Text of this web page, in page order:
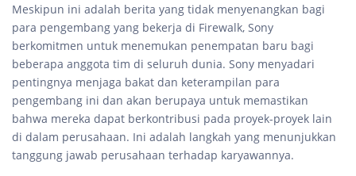
Meskipun ini adalah berita yang tidak menyenangkan bagi
para pengembang yang bekerja di Firewalk, Sony
berkomitmen untuk menemukan penempatan baru bagi
beberapa anggota tim di seluruh dunia. Sony menyadari
pentingnya menjaga bakat dan keterampilan para
pengembang ini dan akan berupaya untuk memastikan
bahwa mereka dapat berkontribusi pada proyek-proyek lain
di dalam perusahaan. Ini adalah langkah yang menunjukkan
tanggung jawab perusahaan terhadap karyawannya.